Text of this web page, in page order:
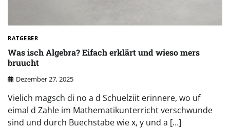
RATGEBER
Was isch Algebra? Eifach erklärt und wieso mers
bruucht
Dezember 27, 2025
Vielich magsch di no a d Schuelziit erinnere, wo uf
eimal d Zahle im Mathematikunterricht verschwunde
sind und durch Buechstabe wie x, y und a […]